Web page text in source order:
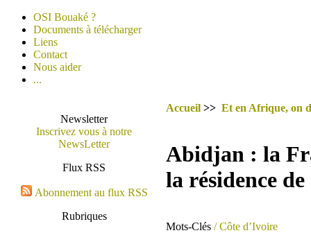
OSI Bouaké ?
Documents à télécharger
Liens
Contact
Nous aider
...
Newsletter
Inscrivez vous à notre
NewsLetter
Flux RSS
Abonnement au flux RSS
Rubriques
Accueil >> Et en Afrique, on
Abidjan : la
la résidence
Mots-Clés / Côte d’Ivoire